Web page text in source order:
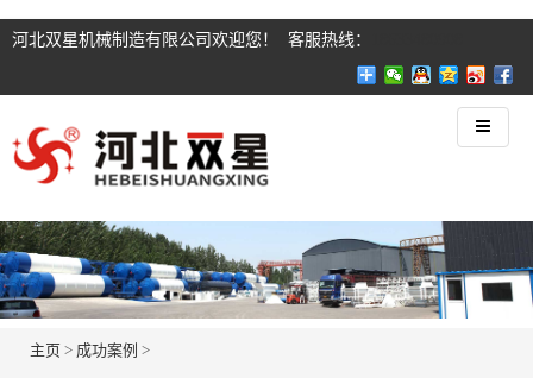
河北双星机械制造有限公司欢迎您！ 客服热线：
主页 > 成功案例 >